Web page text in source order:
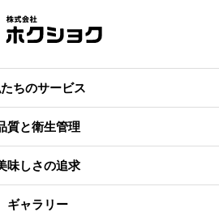
ちのサービス
質と衛生管理
味しさの追求
ギャラリー